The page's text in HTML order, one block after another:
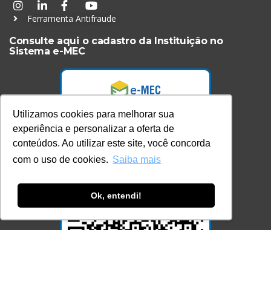
Utilizamos cookies para melhorar sua
experiência e personalizar a oferta de
conteúdos. Ao utilizar este site, você concorda
com o uso de cookies. Saiba mais
Ok, entendi!
Ferramenta Antifraude
Consulte aqui o cadastro da Instituição no
Sistema e-MEC